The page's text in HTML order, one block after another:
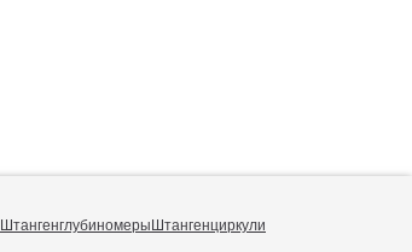
ШтангенглубиномерыШтангенциркули